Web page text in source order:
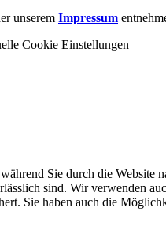
unserem Impressum
Cookie Einstellungen
Sie durch die
sind. Wir verwenden
Sie haben auch die